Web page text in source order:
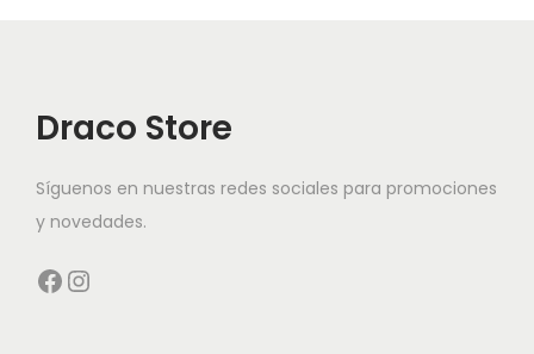
Draco Store
Síguenos en nuestras redes sociales para promociones
y novedades.